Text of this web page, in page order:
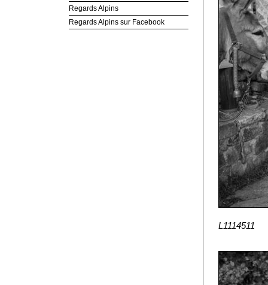
L1114511
Regards Alpins
Regards Alpins sur Facebook